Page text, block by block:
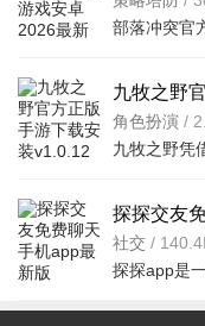
九牧之野
安卓版
角色扮演 /
探探交友
社交 /